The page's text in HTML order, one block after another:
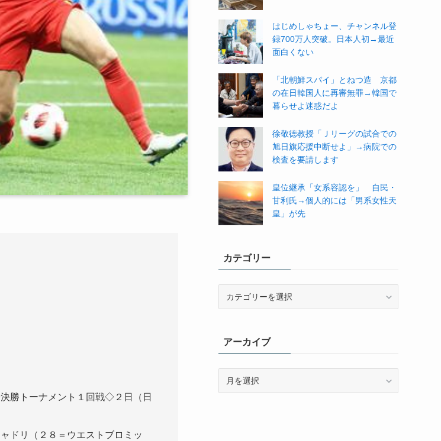
勝トーナメント１回戦◇２日（日
ドリ（２８＝ウエストブロミッ
はじめしゃちょー、チャンネル登
録700万人突破。日本人初→最近
面白くない
「北朝鮮スパイ」とねつ造 京都
の在日韓国人に再審無罪→韓国で
暮らせよ迷惑だよ
徐敬徳教授「Ｊリーグの試合での
旭日旗応援中断せよ」→病院での
検査を要請します
皇位継承「女系容認を」 自民・
甘利氏→個人的には「男系女性天
皇」が先
カテゴリー
ーアーカイブ